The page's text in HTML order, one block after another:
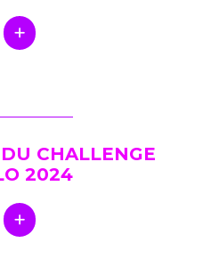
CHALLENGE
2024